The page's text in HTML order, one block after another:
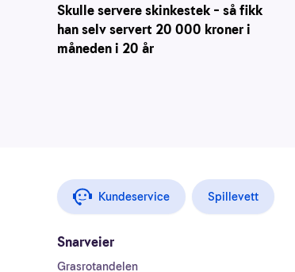
Skulle servere skinkestek – så fikk
han selv servert 20 000 kroner i
måneden i 20 år
Kundeservice Spillevett
Snarveier
Grasrotandelen